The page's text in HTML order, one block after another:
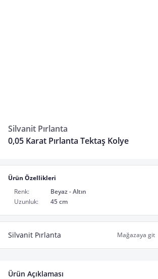
Silvanit Pırlanta
0,05 Karat Pırlanta Tektaş Kolye
Ürün Özellikleri
Renk:
Beyaz - Altın
Uzunluk:
45 cm
Silvanit Pırlanta Mağazaya git
Ürün Açıklaması